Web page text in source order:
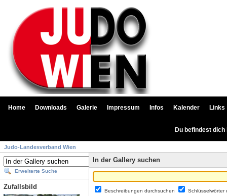
Home Downloads Galerie Impressum Infos Kalender Links
Du befindest
Judo-Landesverband Wien
Erweiterte Suche
Zufallsbild
In der Gallery suchen
Beschreibungen durchsuchen